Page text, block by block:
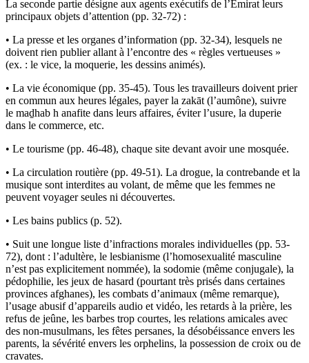
La seconde partie désigne aux agents exécutifs de l’Émirat leurs
principaux objets d’attention (pp. 32-72) :
• La presse et les organes d’information (pp. 32-34), lesquels ne
doivent rien publier allant à l’encontre des « règles vertueuses »
(ex. : le vice, la moquerie, les dessins animés).
• La vie économique (pp. 35-45). Tous les travailleurs doivent prier
en commun aux heures légales, payer la zakāt (l’aumône), suivre
le maḏhab h anafite dans leurs affaires, éviter l’usure, la duperie
dans le commerce, etc.
• Le tourisme (pp. 46-48), chaque site devant avoir une mosquée.
• La circulation routière (pp. 49-51). La drogue, la contrebande et la
musique sont interdites au volant, de même que les femmes ne
peuvent voyager seules ni découvertes.
• Les bains publics (p. 52).
• Suit une longue liste d’infractions morales individuelles (pp. 53-
72), dont : l’adultère, le lesbianisme (l’homosexualité masculine
n’est pas explicitement nommée), la sodomie (même conjugale), la
pédophilie, les jeux de hasard (pourtant très prisés dans certaines
provinces afghanes), les combats d’animaux (même remarque),
l’usage abusif d’appareils audio et vidéo, les retards à la prière, les
refus de jeûne, les barbes trop courtes, les relations amicales avec
des non-musulmans, les fêtes persanes, la désobéissance envers les
parents, la sévérité envers les orphelins, la possession de croix ou de
cravates.